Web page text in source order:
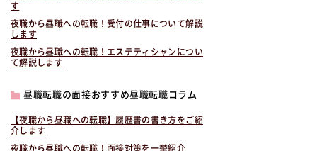
す
夜職から昼職への転職！受付の仕事について解説
します
夜職から昼職への転職！エステティシャンについ
て解説します
昼職転職の面接おすすめ昼職転職コラム
【夜職から昼職への転職】履歴書の書き方をご紹
介します
夜職から昼職への転職！面接対策を一挙紹介